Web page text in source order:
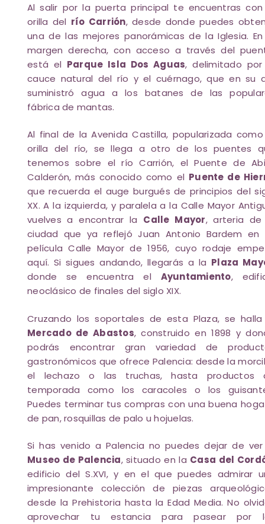
Al salir por la puerta principal te encuentras
orilla del río Carrión, desde donde puedes
una de las mejores panorámicas de la Iglesia.
margen derecha, con acceso a través del
está el Parque Isla Dos Aguas, delimitado
cauce natural del río y el cuérnago, que en su
suministró agua a los batanes de las
fábrica de mantas.
Al final de la Avenida Castilla, popularizada
orilla del río, se llega a otro de los puentes
tenemos sobre el río Carrión, el Puente de
Calderón, más conocido como el Puente de
que recuerda el auge burgués de principios del
XX. A la izquierda, y paralela a la Calle Mayor
vuelves a encontrar la Calle Mayor, arteria
ciudad que ya reflejó Juan Antonio Bardem en
película Calle Mayor de 1956, cuyo rodaje
aquí. Si sigues andando, llegarás a la Plaza
donde se encuentra el Ayuntamiento,
neoclásico de finales del siglo XIX.
Cruzando los soportales de esta Plaza, se
Mercado de Abastos, construido en 1898 y
podrás encontrar gran variedad de
gastronómicos que ofrece Palencia: desde la
el lechazo o las truchas, hasta productos
temporada como los caracoles o los
Puedes terminar tus compras con una buena
de pan, rosquillas de palo u hojuelas.
Si has venido a Palencia no puedes dejar de
Museo de Palencia, situado en la Casa del
edificio del S.XVI, y en el que puedes admirar
impresionante colección de piezas
desde la Prehistoria hasta la Edad Media. No
aprovechar tu estancia para pasear por